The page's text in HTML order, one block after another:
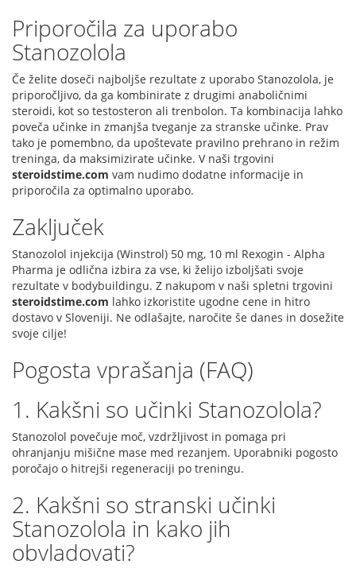
Priporočila za uporabo
Stanozolola
Če želite doseči najboljše rezultate z uporabo Stanozolola, je
priporočljivo, da ga kombinirate z drugimi anaboličnimi
steroidi, kot so testosteron ali trenbolon. Ta kombinacija lahko
poveča učinke in zmanjša tveganje za stranske učinke. Prav
tako je pomembno, da upoštevate pravilno prehrano in režim
treninga, da maksimizirate učinke. V naši trgovini
steroidstime.com vam nudimo dodatne informacije in
priporočila za optimalno uporabo.
Zaključek
Stanozolol injekcija (Winstrol) 50 mg, 10 ml Rexogin - Alpha
Pharma je odlična izbira za vse, ki želijo izboljšati svoje
rezultate v bodybuildingu. Z nakupom v naši spletni trgovini
steroidstime.com lahko izkoristite ugodne cene in hitro
dostavo v Sloveniji. Ne odlašajte, naročite še danes in dosežite
svoje cilje!
Pogosta vprašanja (FAQ)
1. Kakšni so učinki Stanozolola?
Stanozolol povečuje moč, vzdržljivost in pomaga pri
ohranjanju mišične mase med rezanjem. Uporabniki pogosto
poročajo o hitrejši regeneraciji po treningu.
2. Kakšni so stranski učinki
Stanozolola in kako jih
obvladovati?